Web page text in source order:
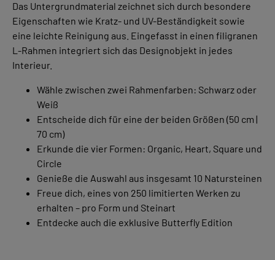
Das Untergrundmaterial zeichnet sich durch besondere
Eigenschaften wie Kratz- und UV-Beständigkeit sowie
eine leichte Reinigung aus. Eingefasst in einen filigranen
L-Rahmen integriert sich das Designobjekt in jedes
Interieur.
Wähle zwischen zwei Rahmenfarben: Schwarz oder
Weiß
Entscheide dich für eine der beiden Größen (50 cm |
70 cm)
Erkunde die vier Formen: Organic, Heart, Square und
Circle
Genieße die Auswahl aus insgesamt 10 Natursteinen
Freue dich, eines von 250 limitierten Werken zu
erhalten – pro Form und Steinart
Entdecke auch die exklusive Butterfly Edition